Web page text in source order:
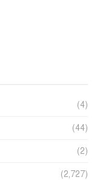
(4)
(44)
(2)
(2,727)